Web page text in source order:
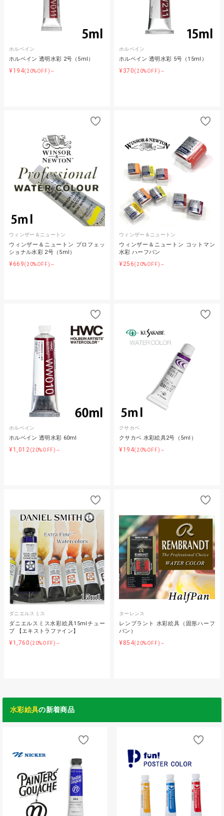
ホルベイン
ホルベイン 透明水彩 2号（5ml）
¥194(20%OFF)～
ホルベイン
ホルベイン 透明水彩 5号（15ml）
¥370(20%OFF)～
ウィンザー＆ニュートン
ウィンザー＆ニュートン プロフェッ
ショナル水彩 2号（5ml）
¥669(20%OFF)～
ウィンザー＆ニュートン
ウィンザー＆ニュートン コットマン
水彩 ハーフパン
¥256(20%OFF)～
ホルベイン
ホルベイン 透明水彩 60ml
¥1,012(20%OFF)～
クサカベ
クサカベ 水彩絵具2号（5ml）
¥194(20%OFF)～
ダニエルスミス
ダニエルスミス水彩絵具15mlチュー
ブ 【エキストラファイン】
¥1,760 (20%OFF)～
ターレンス
レンブラント 水彩絵具（固形ハーフ
パン）
¥854(20%OFF)～
水彩絵具の新着商品